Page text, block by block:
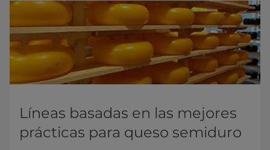
Líneas basadas en las mejores
prácticas para queso semiduro